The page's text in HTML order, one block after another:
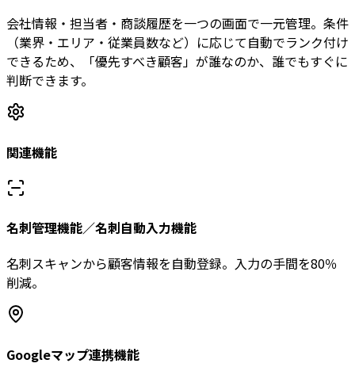
会社情報・担当者・商談履歴を一つの画面で一元管理。条件
（業界・エリア・従業員数など）に応じて自動でランク付け
できるため、「優先すべき顧客」が誰なのか、誰でもすぐに
判断できます。
関連機能
名刺管理機能／名刺自動入力機能
名刺スキャンから顧客情報を自動登録。入力の手間を80％
削減。
Googleマップ連携機能